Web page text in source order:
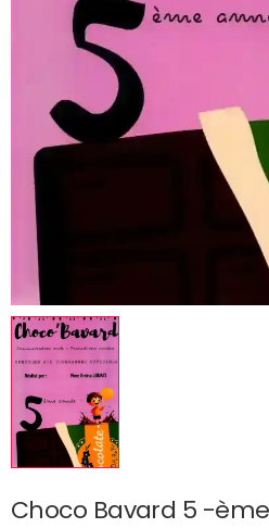
Choco Bavard 5 -